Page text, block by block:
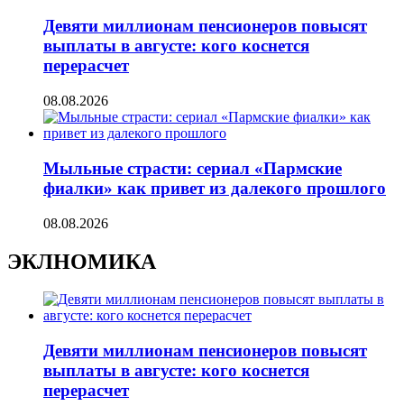
Девяти миллионам пенсионеров повысят
выплаты в августе: кого коснется
перерасчет
08.08.2026
Мыльные страсти: сериал «Пармские
фиалки» как привет из далекого прошлого
08.08.2026
ЭКЛНОМИКА
Девяти миллионам пенсионеров повысят
выплаты в августе: кого коснется
перерасчет